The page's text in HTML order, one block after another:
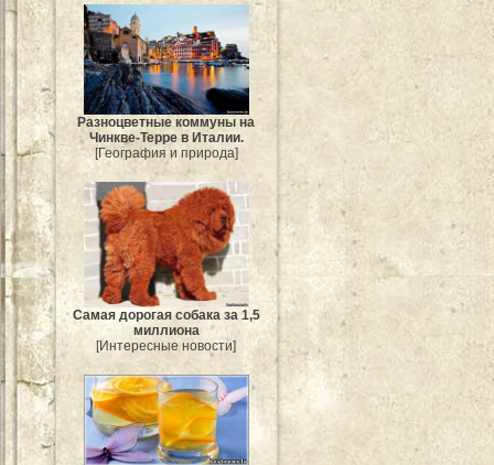
Разноцветные коммуны на
Чинкве-Терре в Италии.
[География и природа]
Самая дорогая собака за 1,5
миллиона
[Интересные новости]